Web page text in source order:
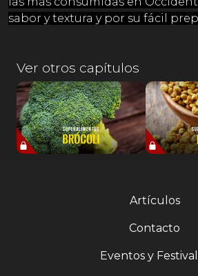
sabor y textura y por su fácil
Ver otros capítulos
Artículos
Contacto
Eventos y